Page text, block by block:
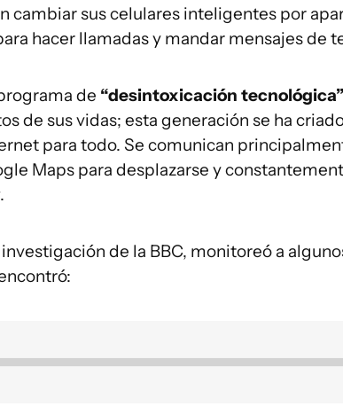
cambiar sus celulares inteligentes por
hacer llamadas y mandar mensajes de
de “desintoxicación tecnológica”
de sus vidas; esta generación se ha
para todo. Se comunican
Maps para desplazarse y
.
de la BBC, monitoreó a